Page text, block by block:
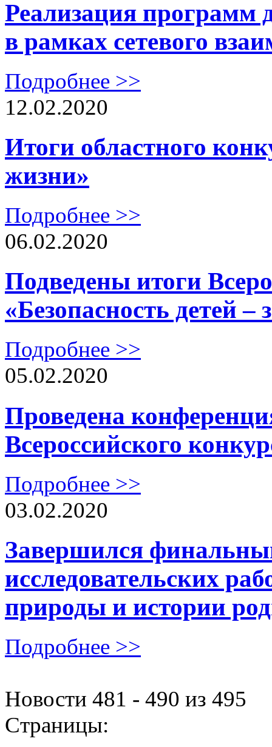
Реализация программ
в рамках сетевого
Подробнее >>
12.02.2020
Итоги областного
жизни»
Подробнее >>
06.02.2020
Подведены итоги
«Безопасность детей –
Подробнее >>
05.02.2020
Проведена
Всероссийского
Подробнее >>
03.02.2020
Завершился
исследовательских
природы и истории
Подробнее >>
Новости 481 - 490 из 495
Страницы: